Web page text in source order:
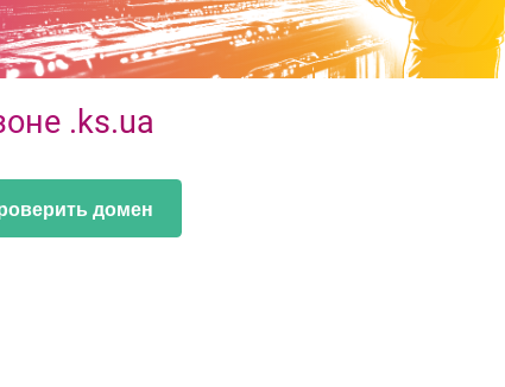
.ks.ua
домен